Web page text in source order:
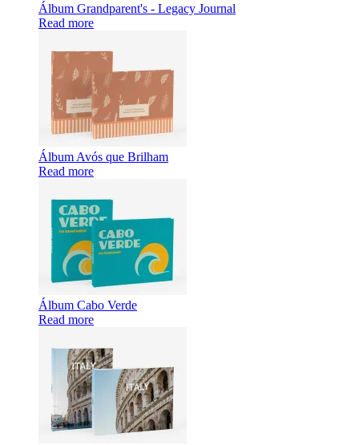
Álbum Grandparent's - Legacy Journal
Read more
Álbum Avós que Brilham
Read more
Álbum Cabo Verde
Read more